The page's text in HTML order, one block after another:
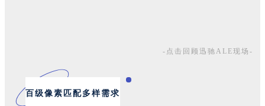
-点击回顾迅驰ALE现场-
百级像素匹配多样需求